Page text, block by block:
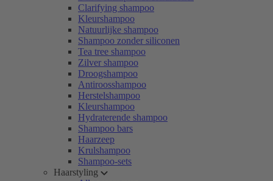
Clarifying shampoo
Kleurshampoo
Natuurlijke shampoo
Shampoo zonder siliconen
Tea tree shampoo
Zilver shampoo
Droogshampoo
Antiroosshampoo
Herstelshampoo
Kleurshampoo
Hydraterende shampoo
Shampoo bars
Haarzeep
Krulshampoo
Shampoo-sets
Haarstyling